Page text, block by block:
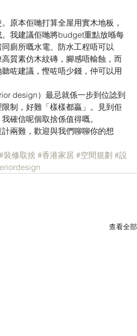
原本佢哋打算全屋用實木地板，
我建議佢哋將budget重點放喺每
廁所嘅水電、防水工程唔可以
質素仿木紋磚，腳感唔輸蝕，而
咗建議，慳咗唔少錢，仲可以用
design）最忌就係一步到位諗到
制，好難「樣樣都贏」。見到佢
確信呢個取捨係值得嘅。
兩難，歡迎與我們聊聊你的想
裝修取捨 #香港家居 #空間規劃 #設
查看全部